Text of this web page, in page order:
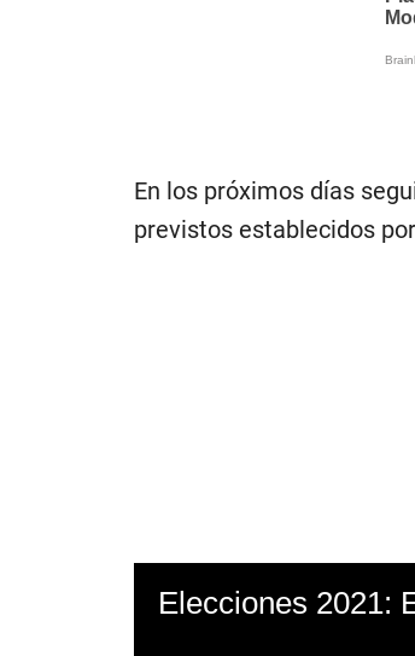
En los próximos días
previstos establecidos
Elecciones 2021: